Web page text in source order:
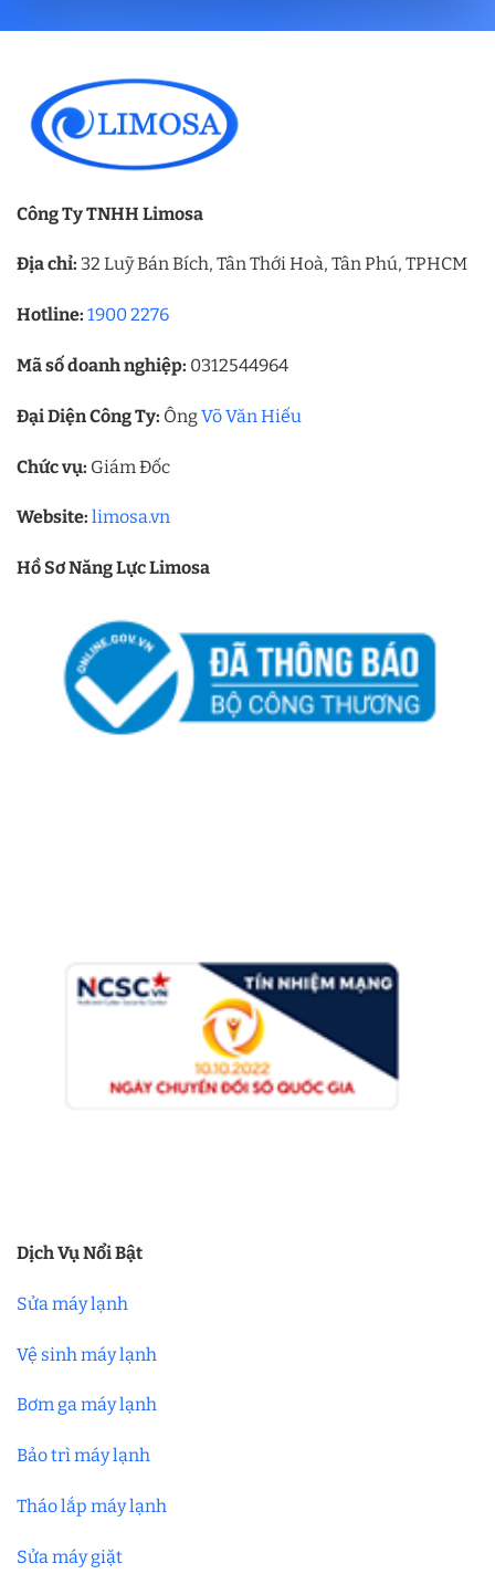
Công Ty TNHH Limosa
Địa chỉ: 32 Luỹ Bán Bích, Tân Thới Hoà, Tân Phú, TPHCM
Hotline: 1900 2276
Mã số doanh nghiệp: 0312544964
Đại Diện Công Ty: ÔngVõ Văn Hiếu
Chức vụ: Giám Đốc
Website: limosa.vn
Hồ Sơ Năng Lực Limosa
Dịch Vụ Nổi Bật
Sửa máy lạnh
Vệ sinh máy lạnh
Bơm ga máy lạnh
Bảo trì máy lạnh
Tháo lắp máy lạnh
Sửa máy giặt